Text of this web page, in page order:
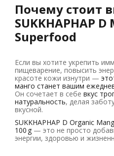
Почему стоит
SUKKHAPHAP D
Superfood
Если вы хотите укрепить
пищеварение, повысить
красоте кожи изнутри —
манго станет вашим
Он сочетает в себе вкус
натуральность, делая
вкусной.
SUKKHAPHAP D Organic
100 g — это не просто
энергии, здоровью и